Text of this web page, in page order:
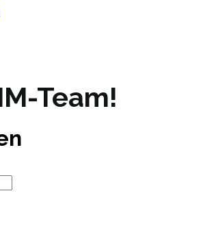
Team!